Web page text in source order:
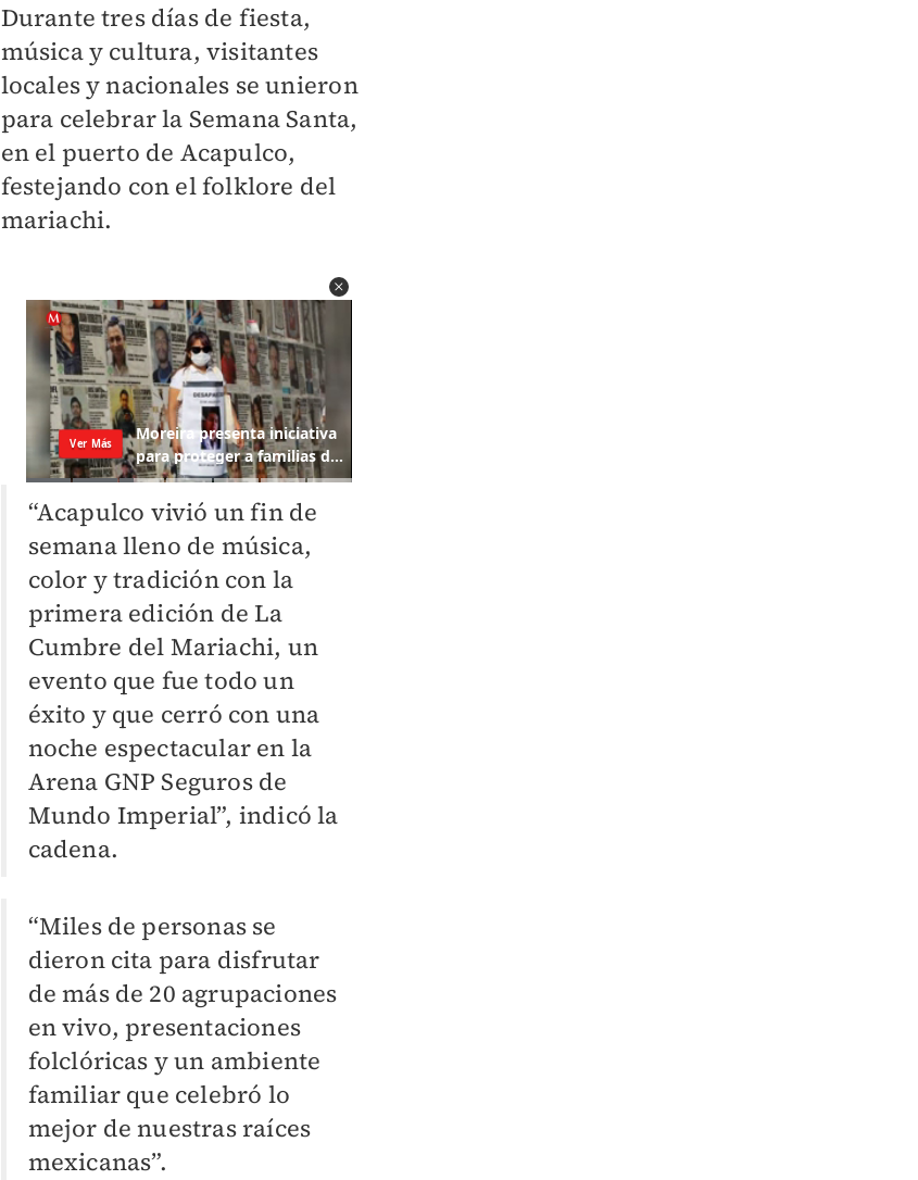
Durante tres días de fiesta,
música y cultura, visitantes
locales y nacionales se unieron
para celebrar la Semana Santa,
en el puerto de Acapulco,
festejando con el folklore del
mariachi.
“Acapulco vivió un fin de
semana lleno de música,
color y tradición con la
primera edición de La
Cumbre del Mariachi, un
evento que fue todo un
éxito y que cerró con una
noche espectacular en la
Arena GNP Seguros de
Mundo Imperial”, indicó la
cadena.
“Miles de personas se
dieron cita para disfrutar
de más de 20 agrupaciones
en vivo, presentaciones
folclóricas y un ambiente
familiar que celebró lo
mejor de nuestras raíces
mexicanas”.